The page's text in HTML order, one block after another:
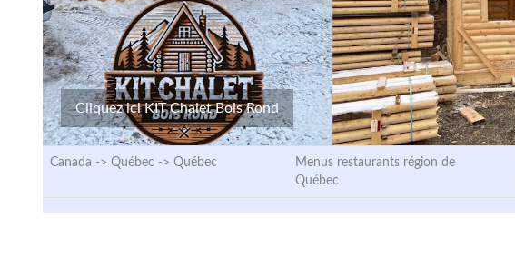
Cliquez ici KIT Chalet Bois Rond
Canada -> Québec -> Québec
Menus restaurants région de
Québec